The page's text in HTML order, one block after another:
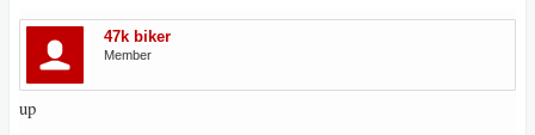
47k biker
Member
up